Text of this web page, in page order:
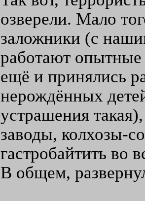
озверели. Мало
заложники (с
работают опытные
ещё и принялись
нерождённых
устрашения
заводы, колхозы-
гастробайтить во
В общем,